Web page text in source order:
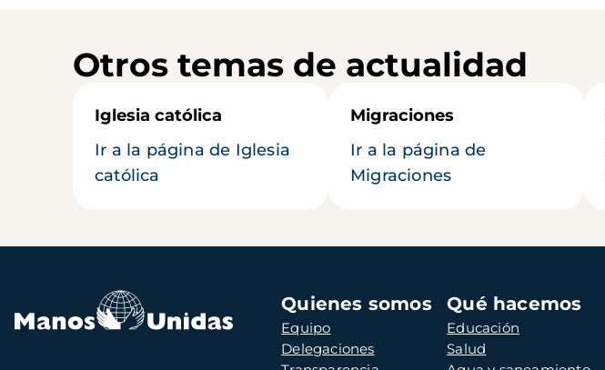
Otros temas de actualidad
Iglesia católica
Ir a la página de Iglesia
católica
Migraciones
Ir a la página de
Migraciones
Navegación
principal
Quienes somos
Equipo
Delegaciones
Qué hacemos
Educación
Salud